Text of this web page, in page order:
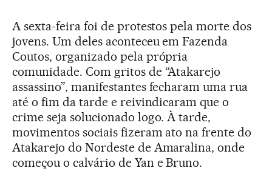
A sexta-feira foi de protestos pela morte dos
jovens. Um deles aconteceu em Fazenda
Coutos, organizado pela própria
comunidade. Com gritos de “Atakarejo
assassino”, manifestantes fecharam uma rua
até o fim da tarde e reivindicaram que o
crime seja solucionado logo. À tarde,
movimentos sociais fizeram ato na frente do
Atakarejo do Nordeste de Amaralina, onde
começou o calvário de Yan e Bruno.